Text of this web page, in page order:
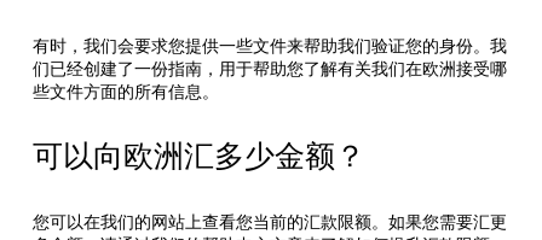
有时，我们会要求您提供一些文件来帮助我们验证您的身份。我
们已经创建了一份指南，用于帮助您了解有关我们在欧洲接受哪
些文件方面的所有信息。
可以向欧洲汇多少金额？
您可以在我们的网站上查看您当前的汇款限额。如果您需要汇更